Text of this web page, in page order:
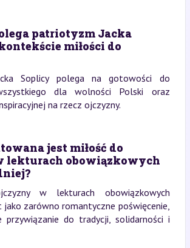
patriotyzm Jacka
miłości do
Soplicy polega na gotowości do
dla wolności Polski oraz
na rzecz ojczyzny.
jest miłość do
lekturach obowiązkowych
w lekturach obowiązkowych
jako zarówno romantyczne poświęcenie,
przywiązanie do tradycji, solidarności i